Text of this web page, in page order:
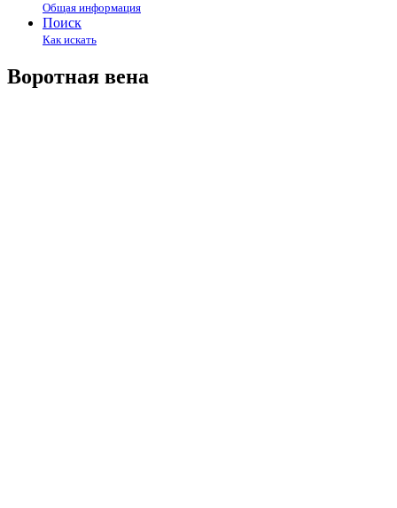
Общая информация
Поиск
Как искать
Воротная вена